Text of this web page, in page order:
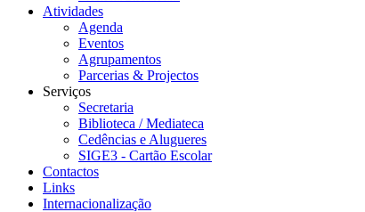
Atividades
Agenda
Eventos
Agrupamentos
Parcerias & Projectos
Serviços
Secretaria
Biblioteca / Mediateca
Cedências e Alugueres
SIGE3 - Cartão Escolar
Contactos
Links
Internacionalização